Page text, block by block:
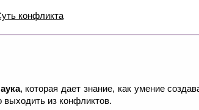
конфликта
, которая дает знание, как умение
выходить из конфликтов.